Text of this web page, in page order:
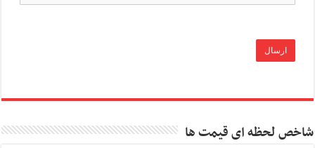
شاخص لحظه ای قیمت ها